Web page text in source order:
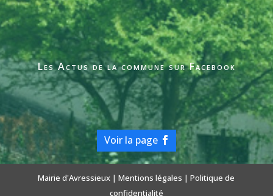
Les Actus de la commune sur Facebook
Voir la page
Mairie d'Avressieux |Mentions légales |Politique de
confidentialité